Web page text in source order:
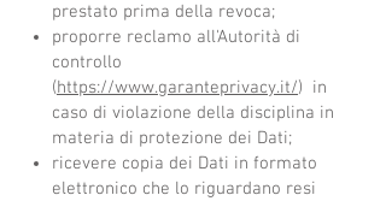
prestato prima della revoca;
proporre reclamo all'Autorità di
controllo
(https://www.garanteprivacy.it/) in
caso di violazione della disciplina in
materia di protezione dei Dati;
ricevere copia dei Dati in formato
elettronico che lo riguardano resi